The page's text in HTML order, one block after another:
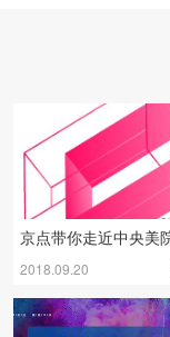
2018.09.20